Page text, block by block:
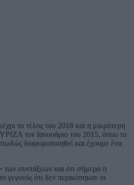
το τέλος του 2018 και η μικρότερη
τον Ιανουάριο του 2015, όπου το
διαφοροποιηθεί και έχουμε ένα
των συντάξεων και ότι σήμερα η
ότι δεν περικόπηκαν οι